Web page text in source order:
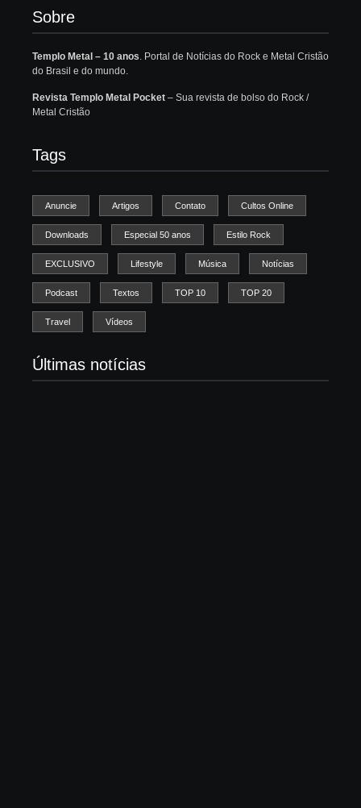
Sobre
Templo Metal – 10 anos. Portal de Notícias do Rock e Metal Cristão
do Brasil e do mundo.
Revista Templo Metal Pocket – Sua revista de bolso do Rock /
Metal Cristão
Tags
Anuncie Artigos Contato Cultos Online
Downloads Especial 50 anos Estilo Rock
EXCLUSIVO Lifestyle Música Notícias
Podcast Textos TOP 10 TOP 20
Travel Vídeos
Últimas notícias